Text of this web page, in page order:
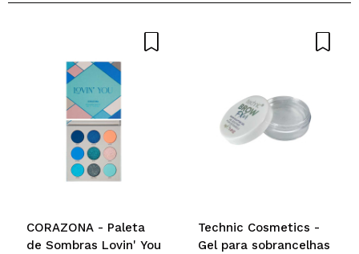
CORAZONA - Paleta
de Sombras Lovin' You
Technic Cosmetics -
Gel para sobrancelhas